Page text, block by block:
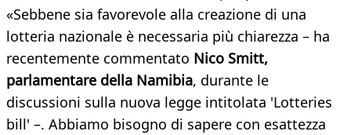
«Sebbene sia favorevole alla creazione di una
lotteria nazionale è necessaria più chiarezza – ha
recentemente commentato Nico Smitt,
parlamentare della Namibia, durante le
discussioni sulla nuova legge intitolata 'Lotteries
bill' –. Abbiamo bisogno di sapere con esattezza